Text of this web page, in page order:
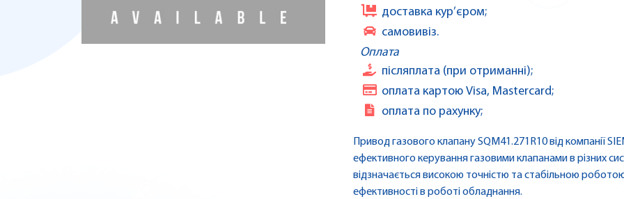
доставка кур’єром;
самовивіз.
Оплата
післяплата (при отриманні);
оплата картою Visa, Mastercard;
оплата по рахунку;
Привод газового клапану SQM41.271R10 від компанії
ефективного керування газовими клапанами в різних
відзначається високою точністю та стабільною
ефективності в роботі обладнання.